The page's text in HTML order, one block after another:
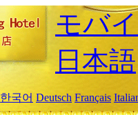
モバ
日本語
한국어 Deutsch Français